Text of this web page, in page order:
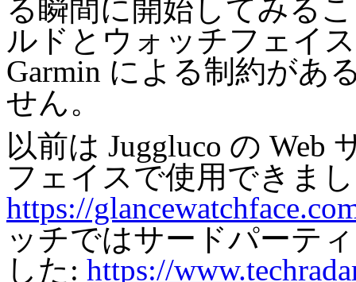
る瞬間に開始してみる
ルドとウォッチフェイ
Garmin による制約があ
せん。
以前は Juggluco の Web
フェイスで使用できま
https://
ッチではサードパーテ
した: https://